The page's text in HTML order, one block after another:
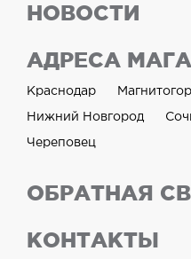
НОВОСТИ
АДРЕСА
Краснодар
Нижний Новгород
Череповец
ОБРАТНАЯ
КОНТАКТЫ